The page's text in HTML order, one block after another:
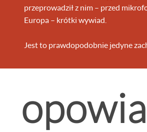
przeprowadził z nim – przed
Europa – krótki wywiad.
Jest to prawdopodobnie jedyne